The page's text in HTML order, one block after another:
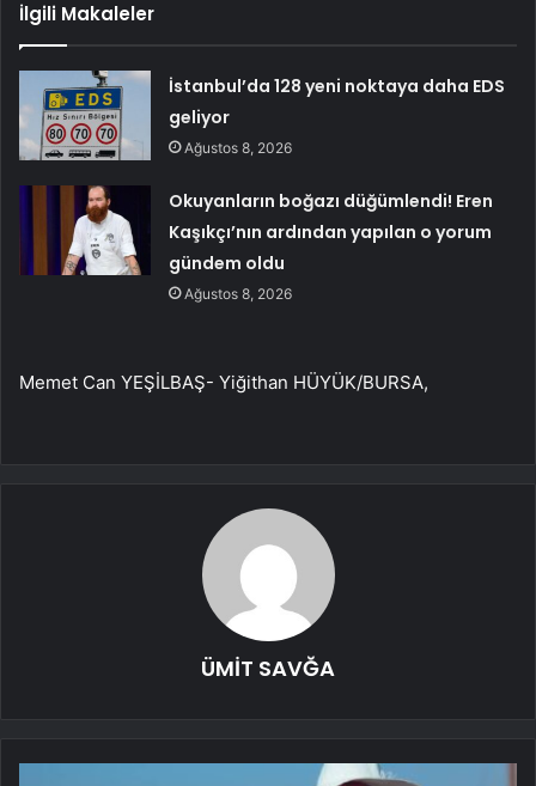
İlgili Makaleler
İstanbul’da 128 yeni noktaya daha EDS
geliyor
Ağustos 8, 2026
Okuyanların boğazı düğümlendi! Eren
Kaşıkçı’nın ardından yapılan o yorum
gündem oldu
Ağustos 8, 2026
Memet Can YEŞİLBAŞ- Yiğithan HÜYÜK/BURSA,
ÜMİT SAVĞA